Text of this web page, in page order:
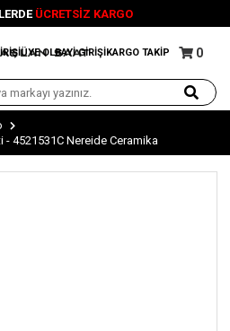
TAKSİT İMKANI
ÜYE OLBAYİ GİRİŞİKARGO TAKİP 0
- 4521531C Nereide Ceramika